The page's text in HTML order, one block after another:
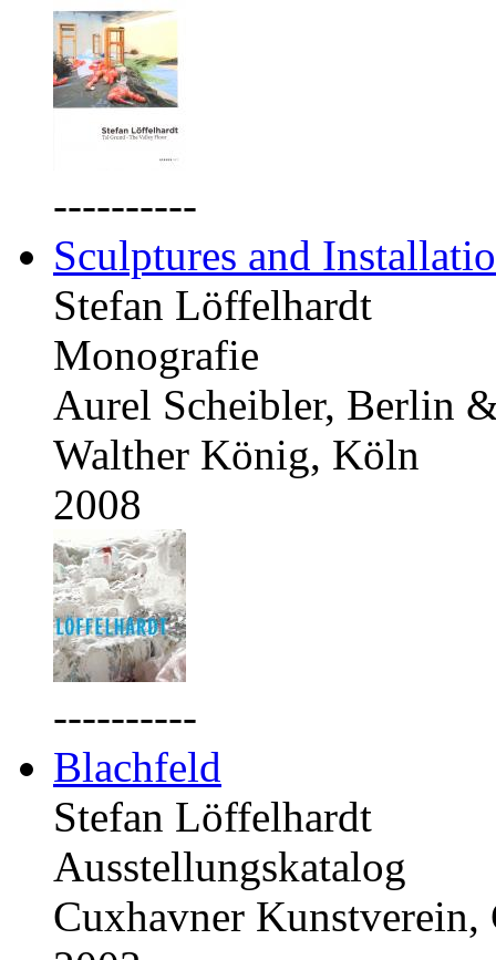
----------
Sculptures and
Stefan Löffelhardt
Monografie
Aurel Scheibler, Berlin
Walther König, Köln
2008
----------
Blachfeld
Stefan Löffelhardt
Ausstellungskatalog
Cuxhavner Kunstverein,